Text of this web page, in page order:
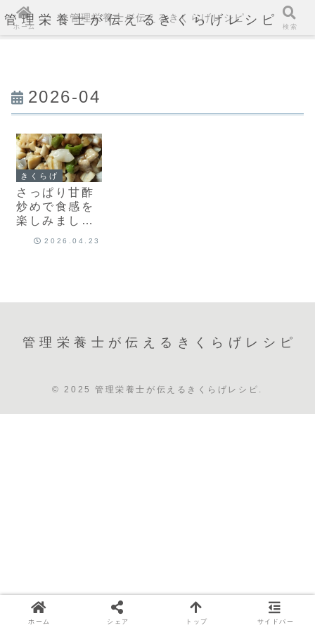
管理栄養士が伝えるきくらげレシピ
2026-04
きくらげ
さっぱり甘酢
炒めで食感を
楽しみましょ
2026.04.23
管理栄養士が伝えるきくらげレシピ
© 2025 管理栄養士が伝えるきくらげレシピ.
ホーム
管理栄養士が伝えるきくらげレシピ
検索
ホーム シェア トップ サイドバー